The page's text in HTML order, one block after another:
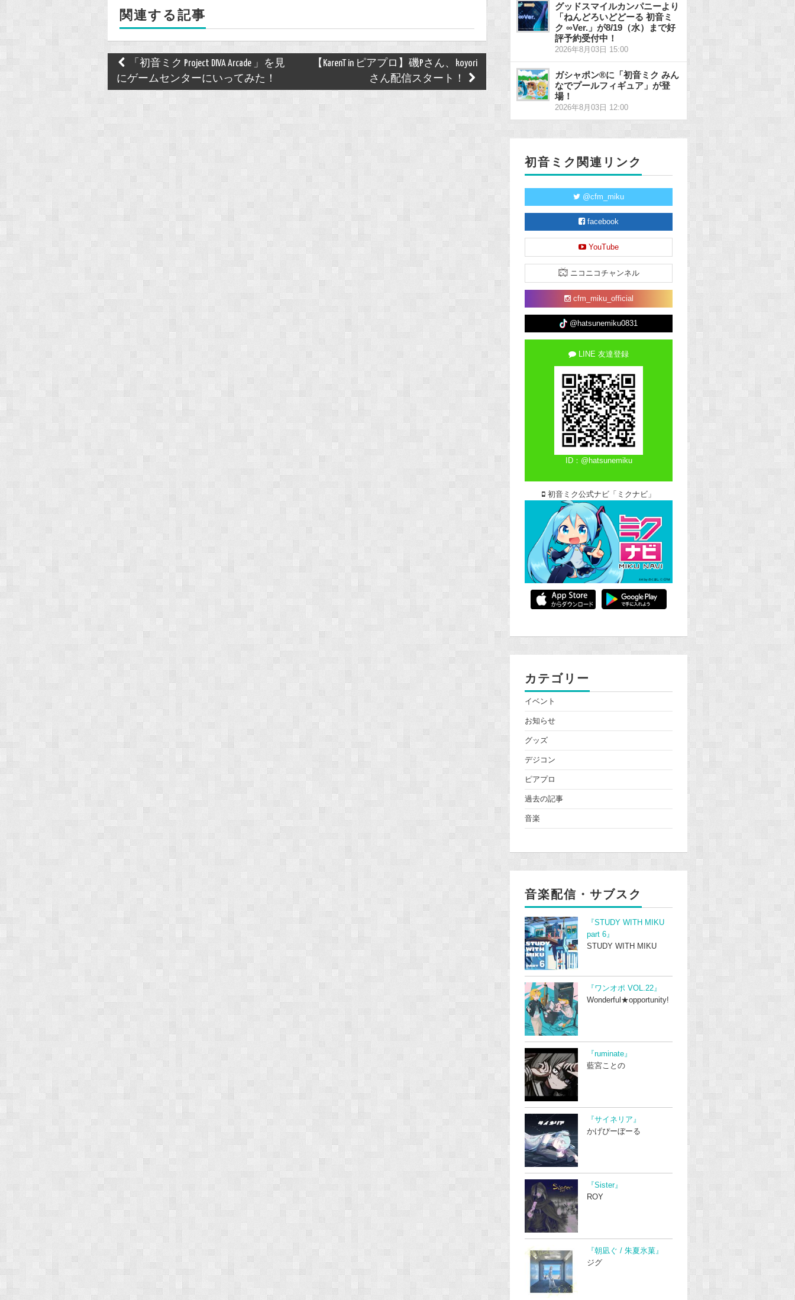
o
k
関連する記事
Post
navigation
「初音ミク Project DIVA Arcade 」を見
にゲームセンターにいってみた！
【KarenT in ピアプロ】磯Pさん、koyori
さん配信スタート！
グッドスマイルカンパニーより
「ねんどろいどどーる 初音ミ
ク ∞Ver.」が8/19（水）まで好
評予約受付中！
2026年8月03日 15:00
ガシャポン®に「初音ミク みん
なでプールフィギュア」が登
場！
2026年8月03日 12:00
初音ミク関連リンク
@cfm_miku
facebook
YouTube
ニコニコチャンネル
cfm_miku_official
@hatsunemiku0831
LINE 友達登録
ID：@hatsunemiku
初音ミク公式ナビ「ミクナビ」
カテゴリー
イベント
お知らせ
グッズ
デジコン
ピアプロ
過去の記事
音楽
音楽配信・サブスク
『STUDY WITH MIKU
part 6』
STUDY WITH MIKU
『ワンオポ VOL.22』
Wonderful★opportunity!
『ruminate』
藍宮ことの
『サイネリア』
かげぴーぼーる
『Sister』
ROY
『朝凪ぐ / 朱夏氷菓』
ジグ